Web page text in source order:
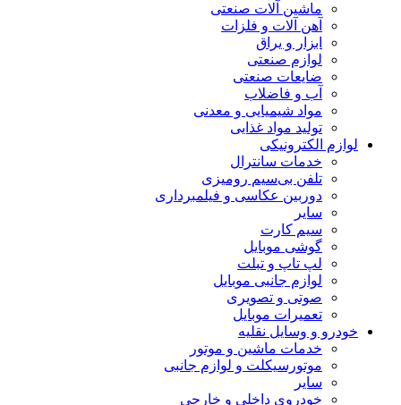
ماشین آلات صنعتی
آهن آلات و فلزات
ابزار و یراق
لوازم صنعتی
ضایعات صنعتی
آب و فاضلاب
مواد شیمیایی و معدنی
تولید مواد غذایی
لوازم الکترونیکی
خدمات سانترال
تلفن بی‌سیم رومیزی
دوربین عکاسی و فیلمبرداری
سایر
سیم کارت
گوشی موبایل
لپ تاپ و تبلت
لوازم جانبی موبایل
صوتی و تصویری
تعمیرات موبایل
خودرو و وسایل نقلیه
خدمات ماشین و موتور
موتورسیکلت و لوازم جانبی
سایر
خودروی داخلی و خارجی